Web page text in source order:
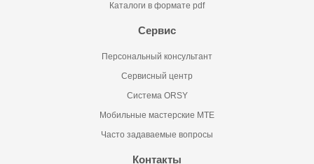
Каталоги в формате pdf
Сервис
Персональный консультант
Сервисный центр
Система ORSY
Мобильные мастерские MTE
Часто задаваемые вопросы
Контакты